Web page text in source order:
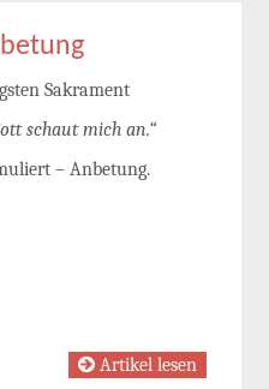
Sakrament
schaut mich an.“
– Anbetung.
Artikel lesen